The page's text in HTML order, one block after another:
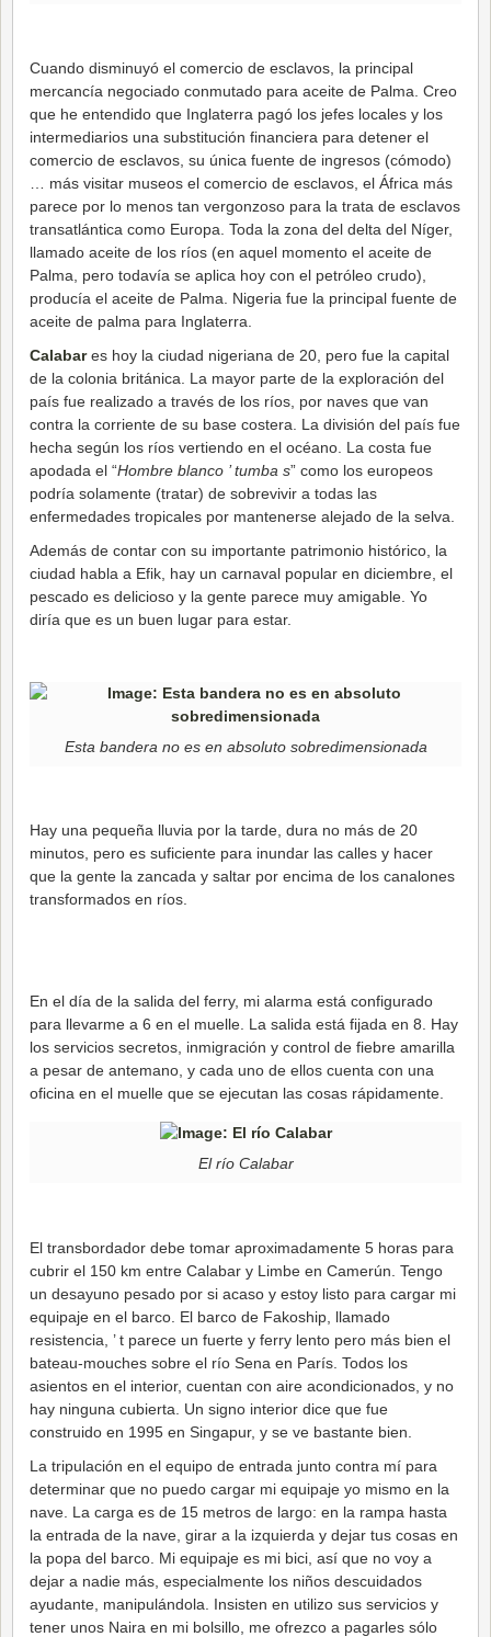
Cuando disminuyó el comercio de esclavos, la principal
mercancía negociado conmutado para aceite de Palma. Creo
que he entendido que Inglaterra pagó los jefes locales y los
intermediarios una substitución financiera para detener el
comercio de esclavos, su única fuente de ingresos (cómodo)
… más visitar museos el comercio de esclavos, el África más
parece por lo menos tan vergonzoso para la trata de esclavos
transatlántica como Europa. Toda la zona del delta del Níger,
llamado aceite de los ríos (en aquel momento el aceite de
Palma, pero todavía se aplica hoy con el petróleo crudo),
producía el aceite de Palma. Nigeria fue la principal fuente de
aceite de palma para Inglaterra.
Calabares hoy la ciudad nigeriana de 20, pero fue la capital
de la colonia británica. La mayor parte de la exploración del
país fue realizado a través de los ríos, por naves que van
contra la corriente de su base costera. La división del país fue
hecha según los ríos vertiendo en el océano. La costa fue
apodada el “Hombre blanco ’ tumba s” como los europeos
podría solamente (tratar) de sobrevivir a todas las
enfermedades tropicales por mantenerse alejado de la selva.
Además de contar con su importante patrimonio histórico, la
ciudad habla a Efik, hay un carnaval popular en diciembre, el
pescado es delicioso y la gente parece muy amigable. Yo
diría que es un buen lugar para estar.
Esta bandera no es en absoluto sobredimensionada
Hay una pequeña lluvia por la tarde, dura no más de 20
minutos, pero es suficiente para inundar las calles y hacer
que la gente la zancada y saltar por encima de los canalones
transformados en ríos.
En el día de la salida del ferry, mi alarma está configurado
para llevarme a 6 en el muelle. La salida está fijada en 8. Hay
los servicios secretos, inmigración y control de fiebre amarilla
a pesar de antemano, y cada uno de ellos cuenta con una
oficina en el muelle que se ejecutan las cosas rápidamente.
El río Calabar
El transbordador debe tomar aproximadamente 5 horas para
cubrir el 150 km entre Calabar y Limbe en Camerún. Tengo
un desayuno pesado por si acaso y estoy listo para cargar mi
equipaje en el barco. El barco de Fakoship, llamado
resistencia, ’ t parece un fuerte y ferry lento pero más bien el
bateau-mouches sobre el río Sena en París. Todos los
asientos en el interior, cuentan con aire acondicionados, y no
hay ninguna cubierta. Un signo interior dice que fue
construido en 1995 en Singapur, y se ve bastante bien.
La tripulación en el equipo de entrada junto contra mí para
determinar que no puedo cargar mi equipaje yo mismo en la
nave. La carga es de 15 metros de largo: en la rampa hasta
la entrada de la nave, girar a la izquierda y dejar tus cosas en
la popa del barco. Mi equipaje es mi bici, así que no voy a
dejar a nadie más, especialmente los niños descuidados
ayudante, manipulándola. Insisten en utilizo sus servicios y
tener unos Naira en mi bolsillo, me ofrezco a pagarles sólo